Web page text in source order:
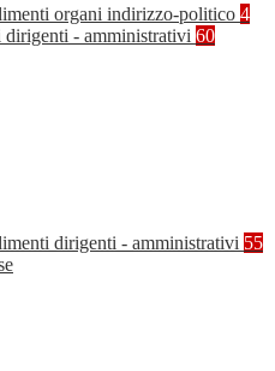
organi indirizzo-politico 4
dirigenti - amministrativi 60
dirigenti - amministrativi 55